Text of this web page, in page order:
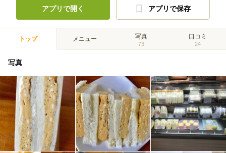
アプリで開く アプリで保存
トップ メニュー 写真
73
口コミ
24
写真